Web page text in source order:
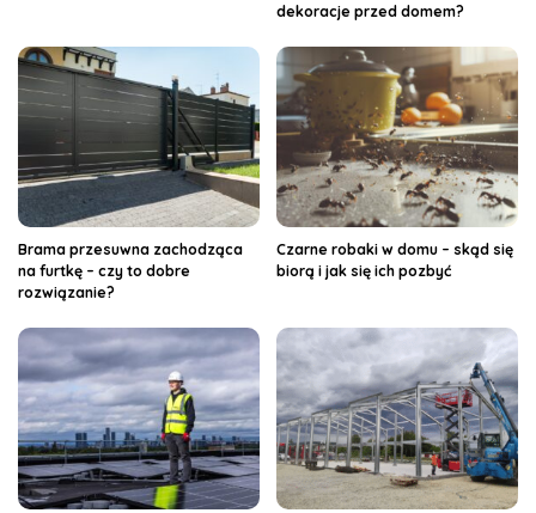
dekoracje przed domem?
Brama przesuwna zachodząca
na furtkę – czy to dobre
rozwiązanie?
Czarne robaki w domu – skąd się
biorą i jak się ich pozbyć